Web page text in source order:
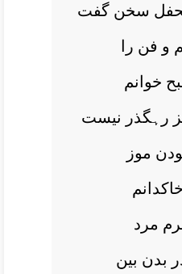
محفل سخن گفت
و فن را
خوانم
رہگذر نیست
موز
مرد
بدن بین